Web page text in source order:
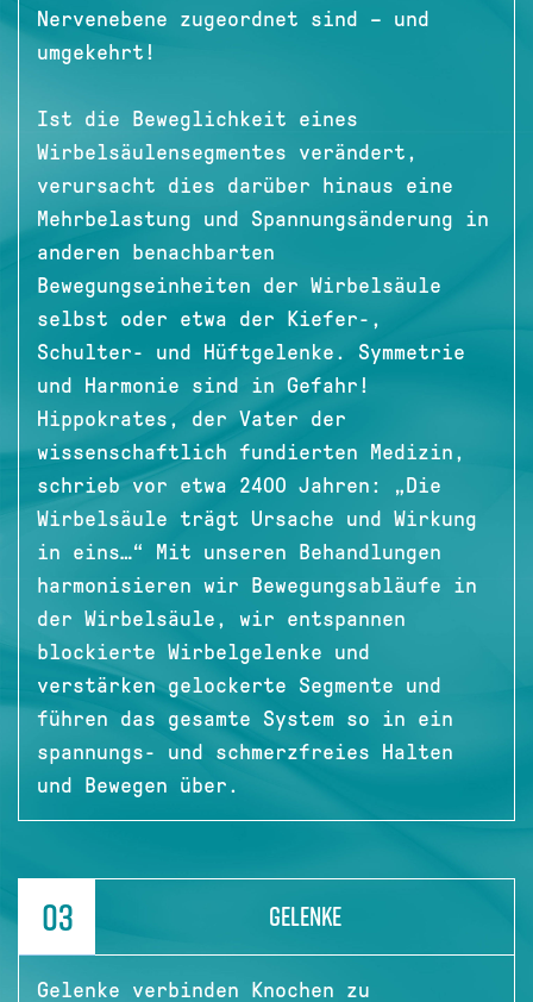
Nervenebene zugeordnet sind – und
umgekehrt!
Ist die Beweglichkeit eines
Wirbelsäulensegmentes verändert,
verursacht dies darüber hinaus eine
Mehrbelastung und Spannungsänderung in
anderen benachbarten
Bewegungseinheiten der Wirbelsäule
selbst oder etwa der Kiefer-,
Schulter- und Hüftgelenke. Symmetrie
und Harmonie sind in Gefahr!
Hippokrates, der Vater der
wissenschaftlich fundierten Medizin,
schrieb vor etwa 2400 Jahren: „Die
Wirbelsäule trägt Ursache und Wirkung
in eins…“ Mit unseren Behandlungen
harmonisieren wir Bewegungsabläufe in
der Wirbelsäule, wir entspannen
blockierte Wirbelgelenke und
verstärken gelockerte Segmente und
führen das gesamte System so in ein
spannungs- und schmerzfreies Halten
und Bewegen über.
03 GELENKE
Gelenke verbinden Knochen zu